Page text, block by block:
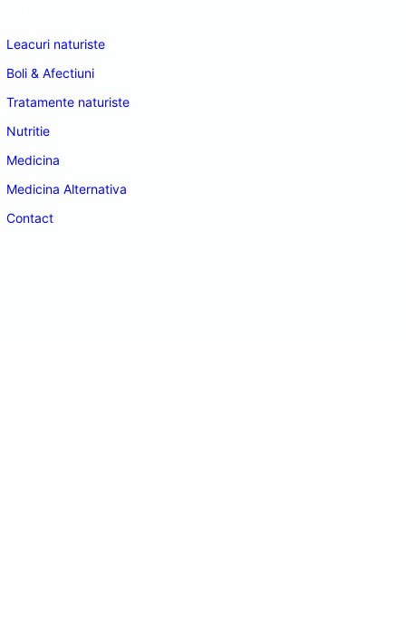
Leacuri naturiste
Boli & Afectiuni
Tratamente naturiste
Nutritie
Medicina
Medicina Alternativa
Contact